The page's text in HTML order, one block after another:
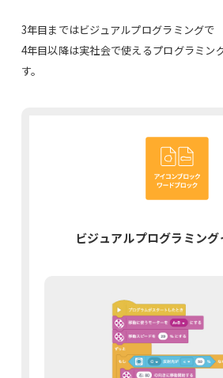
3年目まではビジュアルプログラミングで
4年目以降は実社会で使えるプログラミン
す。
ビジュアルプログラミング